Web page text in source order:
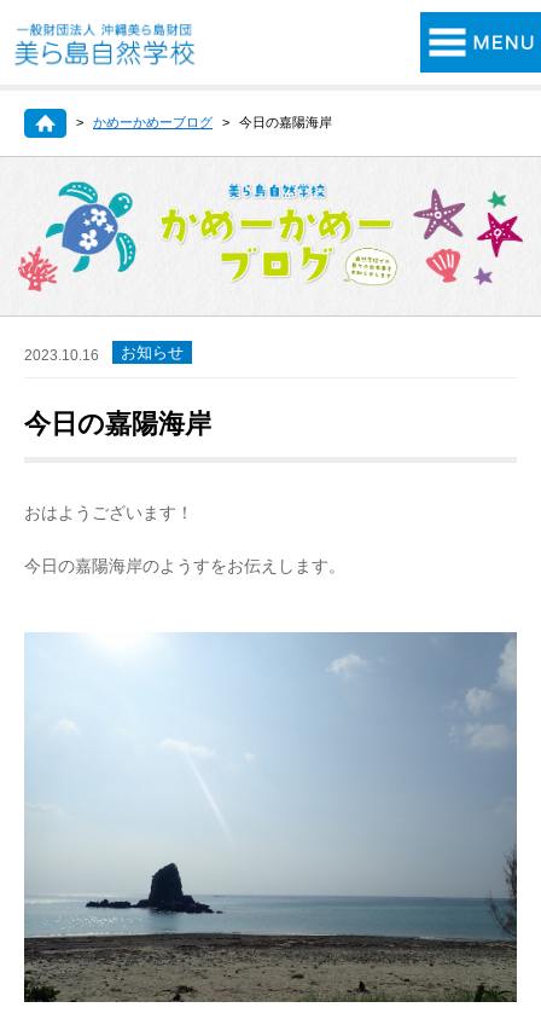
かめーかめーブログ 今日の嘉陽海岸
2023.10.16 お知らせ
今日の嘉陽海岸
おはようございます！
今日の嘉陽海岸のようすをお伝えします。